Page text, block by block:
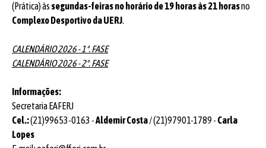
(Prática) às segundas-feiras no horário de 19 horas às 21 horasno
Complexo Desportivo da UERJ.
CALENDÁRIO 2026 - 1ª. FASE
CALENDÁRIO 2026 - 2ª. FASE
Informações:
Secretaria EAFERJ
Cel.:(21)99653-0163 -Aldemir Costa/ (21)97901-1789 - Carla
Lopes